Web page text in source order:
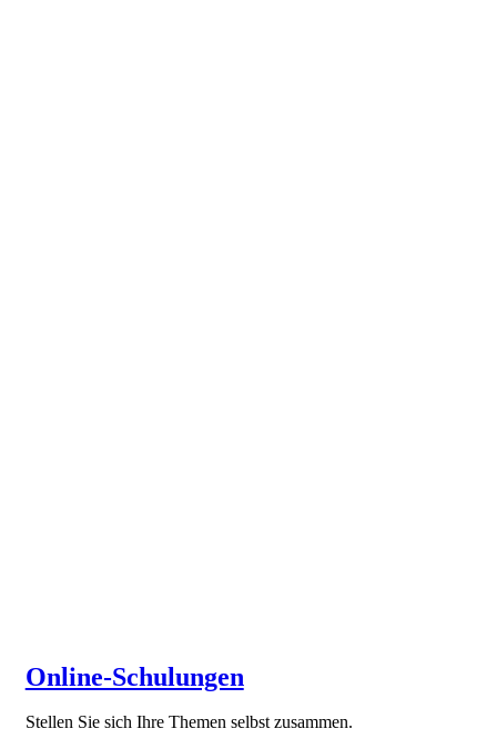
Online-Schulungen
Stellen Sie sich Ihre Themen selbst zusammen.